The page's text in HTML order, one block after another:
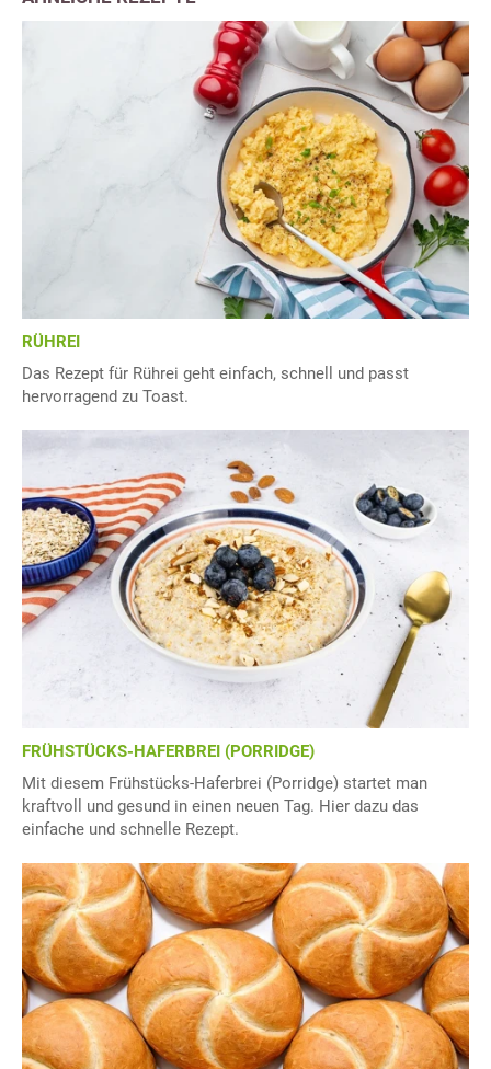
RÜHREI
Das Rezept für Rührei geht einfach, schnell und passt
hervorragend zu Toast.
FRÜHSTÜCKS-HAFERBREI (PORRIDGE)
Mit diesem Frühstücks-Haferbrei (Porridge) startet man
kraftvoll und gesund in einen neuen Tag. Hier dazu das
einfache und schnelle Rezept.